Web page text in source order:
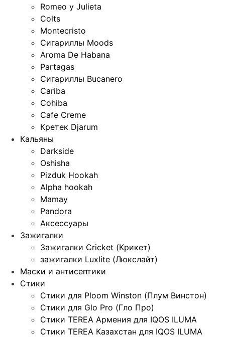
Romeo y Julieta
Colts
Montecristo
Сигариллы Moods
Aroma De Habana
Partagas
Сигариллы Bucanero
Cariba
Cohiba
Cafe Creme
Кретек Djarum
Кальяны
Darkside
Oshisha
Pizduk Hookah
Alpha hookah
Mamay
Pandora
Аксессуары
Зажигалки
Зажигалки Cricket (Крикет)
зажигалки Luxlite (Люкслайт)
Маски и антисептики
Стики
Стики для Ploom Winston (Плум Винстон)
Стики для Glo Pro (Гло Про)
Стики TEREA Армения для IQOS ILUMA
Стики TEREA Казахстан для IQOS ILUMA